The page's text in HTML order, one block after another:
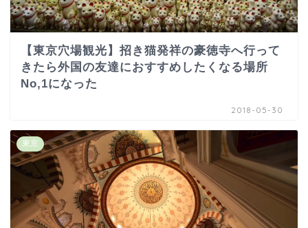
【東京穴場観光】招き猫発祥の豪徳寺へ行って
きたら外国の友達におすすめしたくなる場所
No,1になった
2018-05-30
東京